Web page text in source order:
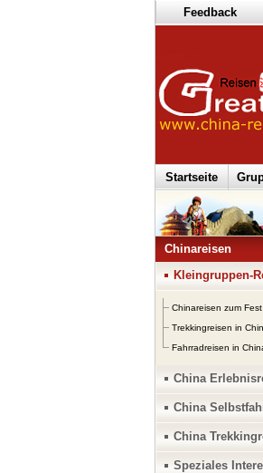
Feedback
Startseite
Chinareisen
Kleingruppen-
Chinareisen zum
Trekkingreisen in
Fahrradreisen in
China
China
China
Speziales